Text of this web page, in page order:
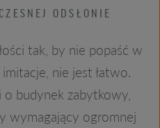
ODSŁONIE
tak, by nie popaść w
nie jest łatwo.
o budynek zabytkowy,
wymagający ogromnej